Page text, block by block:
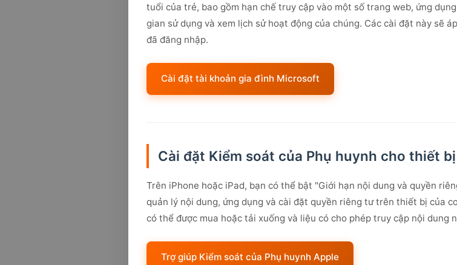
tuổi của trẻ, bao gồm hạn chế truy cập vào một số trang web, ứng
gian sử dụng và xem lịch sử hoạt động của chúng. Các cài đặt này sẽ
đã đăng nhập.
Cài đặt tài khoản gia đình Microsoft
Cài đặt Kiểm soát của Phụ huynh cho thiết
Trên iPhone hoặc iPad, bạn có thể bật "Giới hạn nội dung và quyền
quản lý nội dung, ứng dụng và cài đặt quyền riêng tư trên thiết bị của
có thể được mua hoặc tải xuống và liệu có cho phép truy cập nội dung
Trợ giúp Kiểm soát của Phụ huynh Apple